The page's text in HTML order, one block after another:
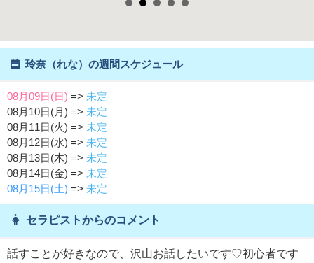
玲奈（れな）の週間スケジュール
08月09日(日) => 未定
08月10日(月) => 未定
08月11日(火) => 未定
08月12日(水) => 未定
08月13日(木) => 未定
08月14日(金) => 未定
08月15日(土) => 未定
セラピストからのコメント
話すことが好きなので、沢山お話したいです♡初心者です